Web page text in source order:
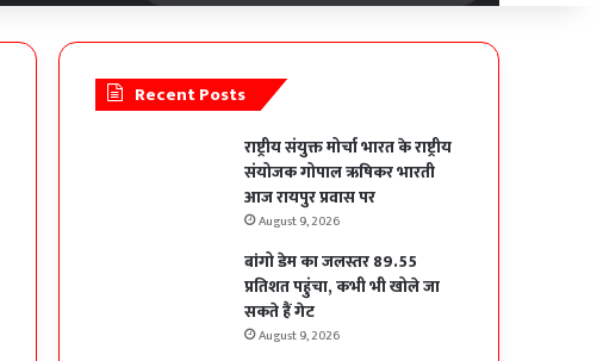
Recent Posts
राष्ट्रीय संयुक्त मोर्चा भारत के राष्ट्रीय
संयोजक गोपाल ऋषिकर भारती
आज रायपुर प्रवास पर
August 9, 2026
बांगो डेम का जलस्तर 89.55
प्रतिशत पहुंचा, कभी भी खोले जा
सकते हैं गेट
August 9, 2026